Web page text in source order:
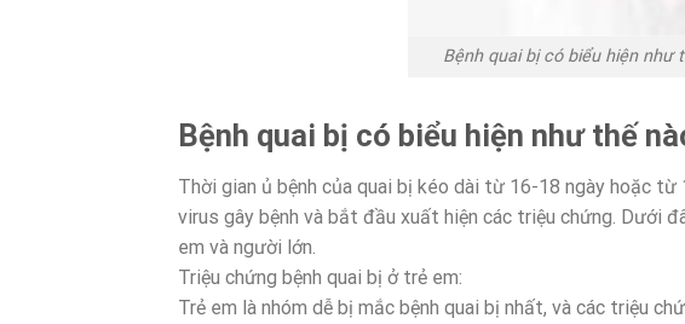
Bệnh quai bị có biểu hiện như
Bệnh quai bị có biểu hiện như thế
Thời gian ủ bệnh của quai bị kéo dài từ 16-18 ngày hoặc
virus gây bệnh và bắt đầu xuất hiện các triệu chứng. Dưới
em và người lớn.
Triệu chứng bệnh quai bị ở trẻ em:
Trẻ em là nhóm dễ bị mắc bệnh quai bị nhất, và các triệu